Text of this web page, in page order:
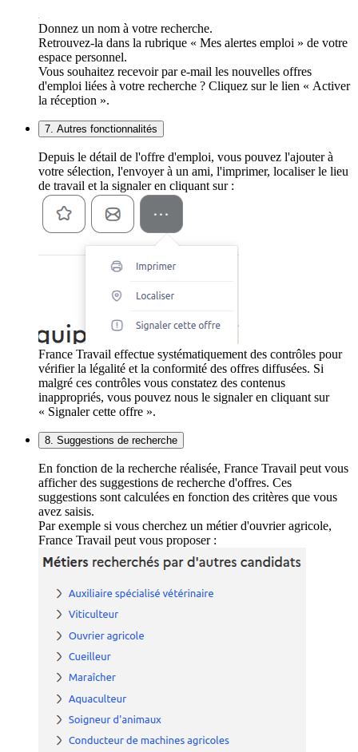
Donnez un nom à votre recherche.
Retrouvez-la dans la rubrique « Mes alertes emploi » de votre
espace personnel.
Vous souhaitez recevoir par e-mail les nouvelles offres
d'emploi liées à votre recherche ? Cliquez sur le lien « Activer
la réception ».
7. Autres fonctionnalités
Depuis le détail de l'offre d'emploi, vous pouvez l'ajouter à
votre sélection, l'envoyer à un ami, l'imprimer, localiser le lieu
de travail et la signaler en cliquant sur :
France Travail effectue systématiquement des contrôles pour
vérifier la légalité et la conformité des offres diffusées. Si
malgré ces contrôles vous constatez des contenus
inappropriés, vous pouvez nous le signaler en cliquant sur
« Signaler cette offre ».
8. Suggestions de recherche
En fonction de la recherche réalisée, France Travail peut vous
afficher des suggestions de recherche d'offres. Ces
suggestions sont calculées en fonction des critères que vous
avez saisis.
Par exemple si vous cherchez un métier d'ouvrier agricole,
France Travail peut vous proposer :